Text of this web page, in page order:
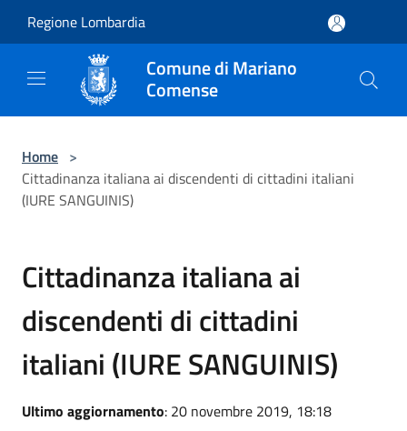
Regione Lombardia
Comune di Mariano
Comense
Home >
Cittadinanza italiana ai discendenti di cittadini italiani
(IURE SANGUINIS)
Cittadinanza italiana ai
discendenti di cittadini
italiani (IURE SANGUINIS)
Ultimo aggiornamento: 20 novembre 2019, 18:18